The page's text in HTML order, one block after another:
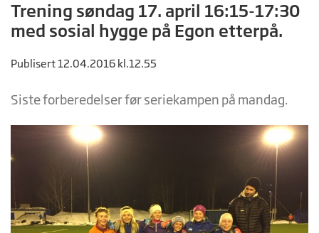
Trening søndag 17. april 16:15-17:30
med sosial hygge på Egon etterpå.
Publisert 12.04.2016 kl.12.55
Siste forberedelser før seriekampen på mandag.